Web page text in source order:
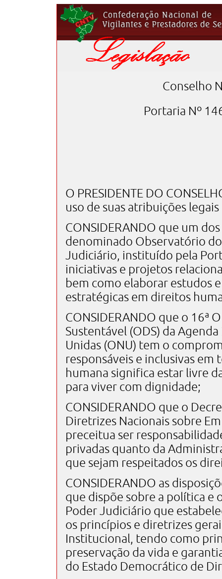
Conselho
Portaria Nº
O PRESIDENTE DO
uso de suas atribuições
CONSIDERANDO que um
denominado Observatório
Judiciário, instituído pela
iniciativas e projetos
bem como elaborar estudos
estratégicas em direitos
CONSIDERANDO que o 16ª
Sustentável (ODS) da
Unidas (ONU) tem o
responsáveis e inclusivas em
humana significa estar livre
para viver com dignidade;
CONSIDERANDO que o
Diretrizes Nacionais sobre
preceitua ser
privadas quanto da
que sejam respeitados os
CONSIDERANDO as
que dispõe sobre a política e
Poder Judiciário que
os princípios e diretrizes
Institucional, tendo como
preservação da vida e
do Estado Democrático de